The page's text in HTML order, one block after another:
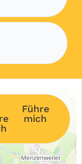
Führe
mich